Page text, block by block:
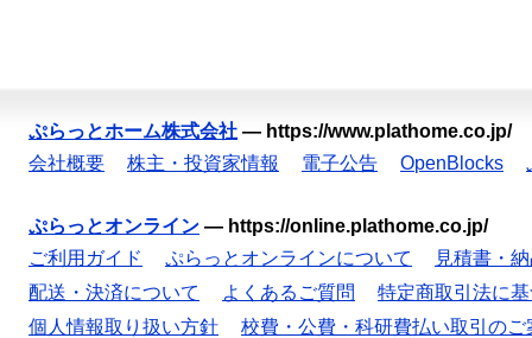
ぷらっとホーム株式会社 — https://www.plathome.co.jp/
会社概要
株主・投資家情報 電子公告 OpenBlocks
ぷらっとオンライン — https://online.plathome.co.jp/
ご利用ガイド
ぷらっとオンラインについて
見積書・
配送・決済について
よくあるご質問
特定商取引法に
個人情報取り扱い方針
校費・公費・科研費払い取引のご